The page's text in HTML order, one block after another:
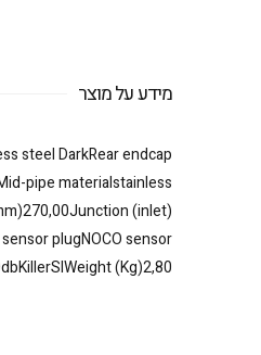
מידע על מוצר
steel DarkRear endcap
pipe materialstainless
(inlet)
plugNOCO sensor
(Kg)2,80